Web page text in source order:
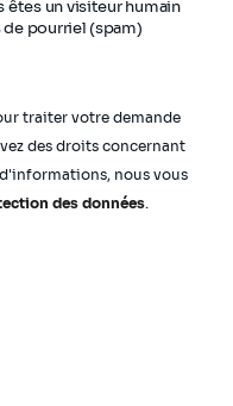
êtes un visiteur humain
pourriel (spam)
traiter votre demande
des droits concernant
nous vous
des données.